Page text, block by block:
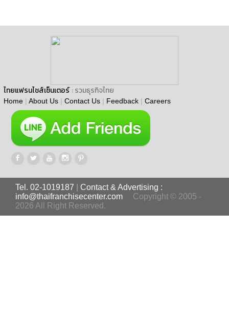
ไทยแฟรนไชส์เซ็นเตอร์ : รวมธุรกิจไทย
Home | About Us | Contact Us | Feedback | Careers
Tel. 02-1019187
Contact & Advertising :
info@thaifranchisecenter.com
Copyright © 2005 -
2026 All Right Reserved.